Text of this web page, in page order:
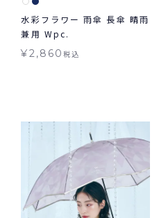
水彩フラワー 雨傘 長傘 晴雨
兼用 Wpc.
¥2,860税込